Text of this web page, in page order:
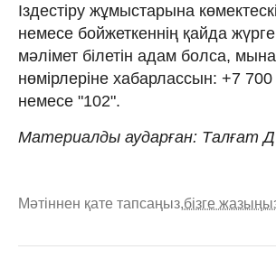
Іздестіру жұмыстарына
немесе бойжеткеннің қайда
мәлімет білетін адам болса,
нөмірлеріне хабарлассын: +7
немесе "102".
Материалды аударған: Талғат
Мәтіннен қате тапсаңыз,бізге